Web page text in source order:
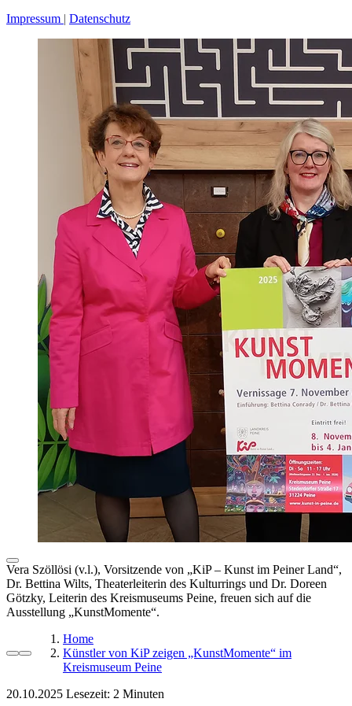
Impressum Datenschutz
Vera Szöllösi (v.l.), Vorsitzende von „KiP – Kunst im Peiner Land“,
Dr. Bettina Wilts, Theaterleiterin des Kulturrings und Dr. Doreen
Götzky, Leiterin des Kreismuseums Peine, freuen sich auf die
Ausstellung „KunstMomente“.
Home
Künstler von KiP zeigen „KunstMomente“ im
Kreismuseum Peine
20.10.2025 Lesezeit: